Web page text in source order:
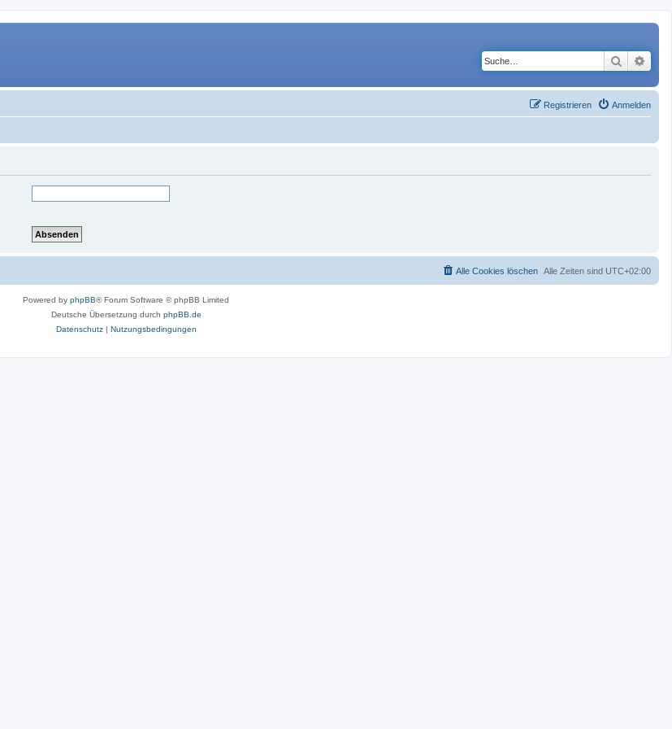
Suche
Anmelden
Registrieren
Alle Zeiten sind UTC+02:00
Alle Cookies löschen
Powered by phpBB® Forum Software © phpBB Limited
Deutsche Übersetzung durch phpBB.de
Datenschutz| Nutzungsbedingungen